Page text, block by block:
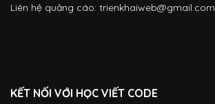
Liên hệ quảng cáo: trienkhaiweb@gmail.com
KẾT NỐI VỚI HỌC VIẾT CODE